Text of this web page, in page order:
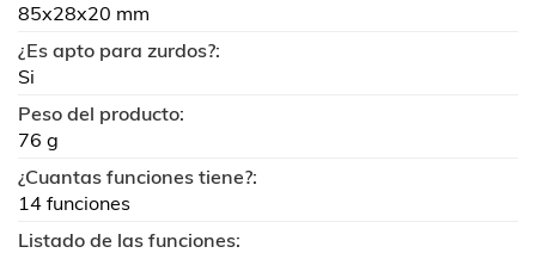
85x28x20 mm
¿Es apto para zurdos?:
Si
Peso del producto:
76 g
¿Cuantas funciones tiene?:
14 funciones
Listado de las funciones: